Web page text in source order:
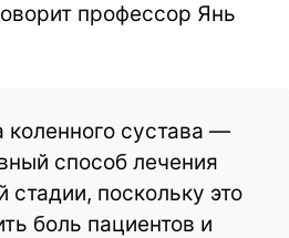
профессор Янь
коленного сустава —
способ лечения
стадии, поскольку это
боль пациентов и